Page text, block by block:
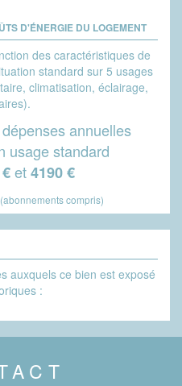
D'ÉNERGIE DU LOGEMENT
des caractéristiques de
standard sur 5 usages
climatisation, éclairage,
annuelles
usage standard
et4190 €
compris)
auxquels ce bien est exposé
: